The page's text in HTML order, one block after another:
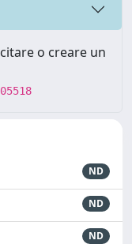
o creare un
ND
ND
ND